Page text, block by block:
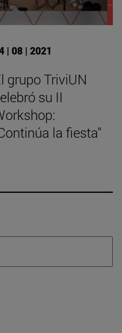
| 08 | 2021
grupo TriviUN
su II
la fiesta"